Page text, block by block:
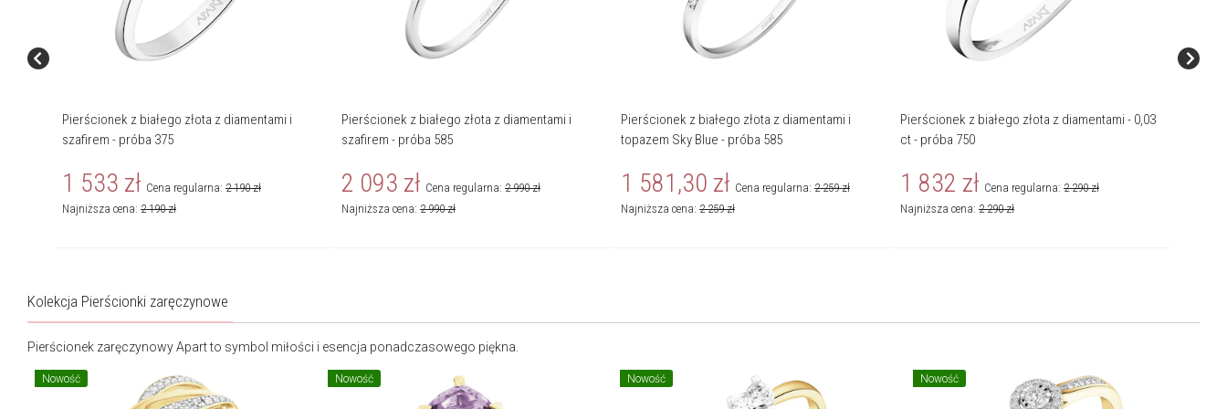
Pierścionek z białego złota z diamentami i
szafirem - próba 375
1 533 zł Cena regularna: 2 190 zł
Najniższa cena: 2 190 zł
Pierścionek z białego złota z diamentami i
szafirem - próba 585
2 093 zł Cena regularna: 2 990 zł
Najniższa cena: 2 990 zł
Pierścionek z białego złota z diamentami i
topazem Sky Blue - próba 585
1 581,30 zł Cena regularna: 2 259 zł
Najniższa cena: 2 259 zł
Pierścionek z białego złota z diamentami - 0,03
ct - próba 750
1 832 zł Cena regularna: 2 290 zł
Najniższa cena: 2 290 zł
Kolekcja Pierścionki zaręczynowe
Pierścionek zaręczynowyApart to symbol miłości i esencja ponadczasowego piękna.
Nowość Nowość Nowość Nowość